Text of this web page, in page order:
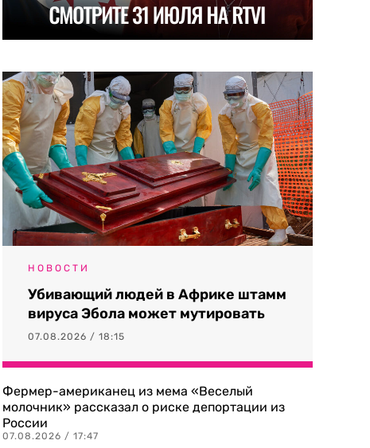
НОВОСТИ
Убивающий людей в Африке штамм
вируса Эбола может мутировать
07.08.2026 / 18:15
Фермер-американец из мема «Веселый
молочник» рассказал о риске депортации из
России
07.08.2026 / 17:47